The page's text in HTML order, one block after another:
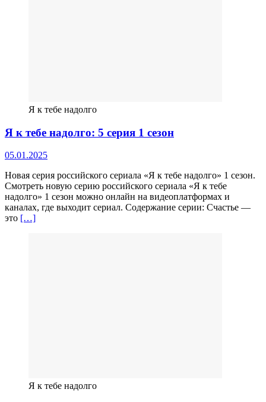
Я к тебе надолго
Я к тебе надолго: 5 серия 1 сезон
05.01.2025
Новая серия российского сериала «Я к тебе надолго» 1 сезон.
Смотреть новую серию российского сериала «Я к тебе
надолго» 1 сезон можно онлайн на видеоплатформах и
каналах, где выходит сериал. Содержание серии: Счастье —
это […]
Я к тебе надолго